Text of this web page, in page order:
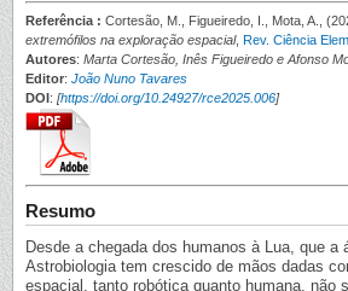
Referência : Cortesão, M., Figueiredo, I., Mota, A.,
extremófilos na exploração espacial, Rev. Ciência Elem.
Autores: Marta Cortesão, Inês Figueiredo e Afonso
Editor: João Nuno Tavares
DOI: [https://doi.org/10.24927/rce2025.006]
Resumo
Desde a chegada dos humanos à Lua, que a
Astrobiologia tem crescido de mãos dadas
espacial, tanto robótica quanto humana, não